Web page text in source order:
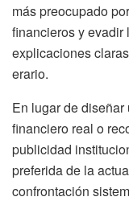
más preocupado
financieros y evadir
explicaciones
erario.
En lugar de
financiero real o
publicidad
preferida de la
confrontación